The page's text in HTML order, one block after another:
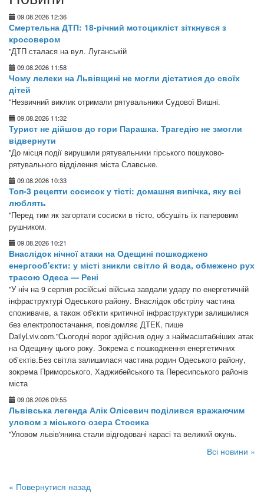
09.08.2026 12:36
Смертельна ДТП: 18-річний мотоцикліст зіткнувся з
кросовером
"ДТП сталася на вул. Луганській
09.08.2026 11:58
Чому лелеки на Львівщині не могли дістатися до своїх
дітей
"Незвичний виклик отримали рятувальники Судової Вишні.
09.08.2026 11:32
Турист не дійшов до гори Парашка. Трагедію не змогли
відвернути
"До місця події вирушили рятувальники гірського пошуково-
рятувального відділення міста Славське.
09.08.2026 10:33
Топ-3 рецепти сосисок у тісті: домашня випічка, яку всі
люблять
"Перед тим як загортати сосиски в тісто, обсушіть їх паперовим
рушником.
09.08.2026 10:21
Внаслідок нічної атаки на Одещині пошкоджено
енергооб'єкти: у місті зникли світло й вода, обмежено рух
трасою Одеса — Рені
"У ніч на 9 серпня російські війська завдали удару по енергетичній
інфраструктурі Одеського району. Внаслідок обстрілу частина
споживачів, а також об'єкти критичної інфраструктури залишилися
без електропостачання, повідомляє ДТЕК, пише
DailyLviv.com."Сьогодні ворог здійснив одну з наймасштабніших атак
на Одещину цього року. Зокрема є пошкодження енергетичних
обʼєктів.Без світла залишилася частина родин Одеського району,
зокрема Приморського, Хаджибейського та Пересипського районів
міста
09.08.2026 09:55
Львівська легенда Алік Олісевич поділився вражаючим
уловом з міського озера Стосика
"Уловом львів'янина стали відгодовані карасі та великий окунь.
Всі новини »
« Повернутися назад